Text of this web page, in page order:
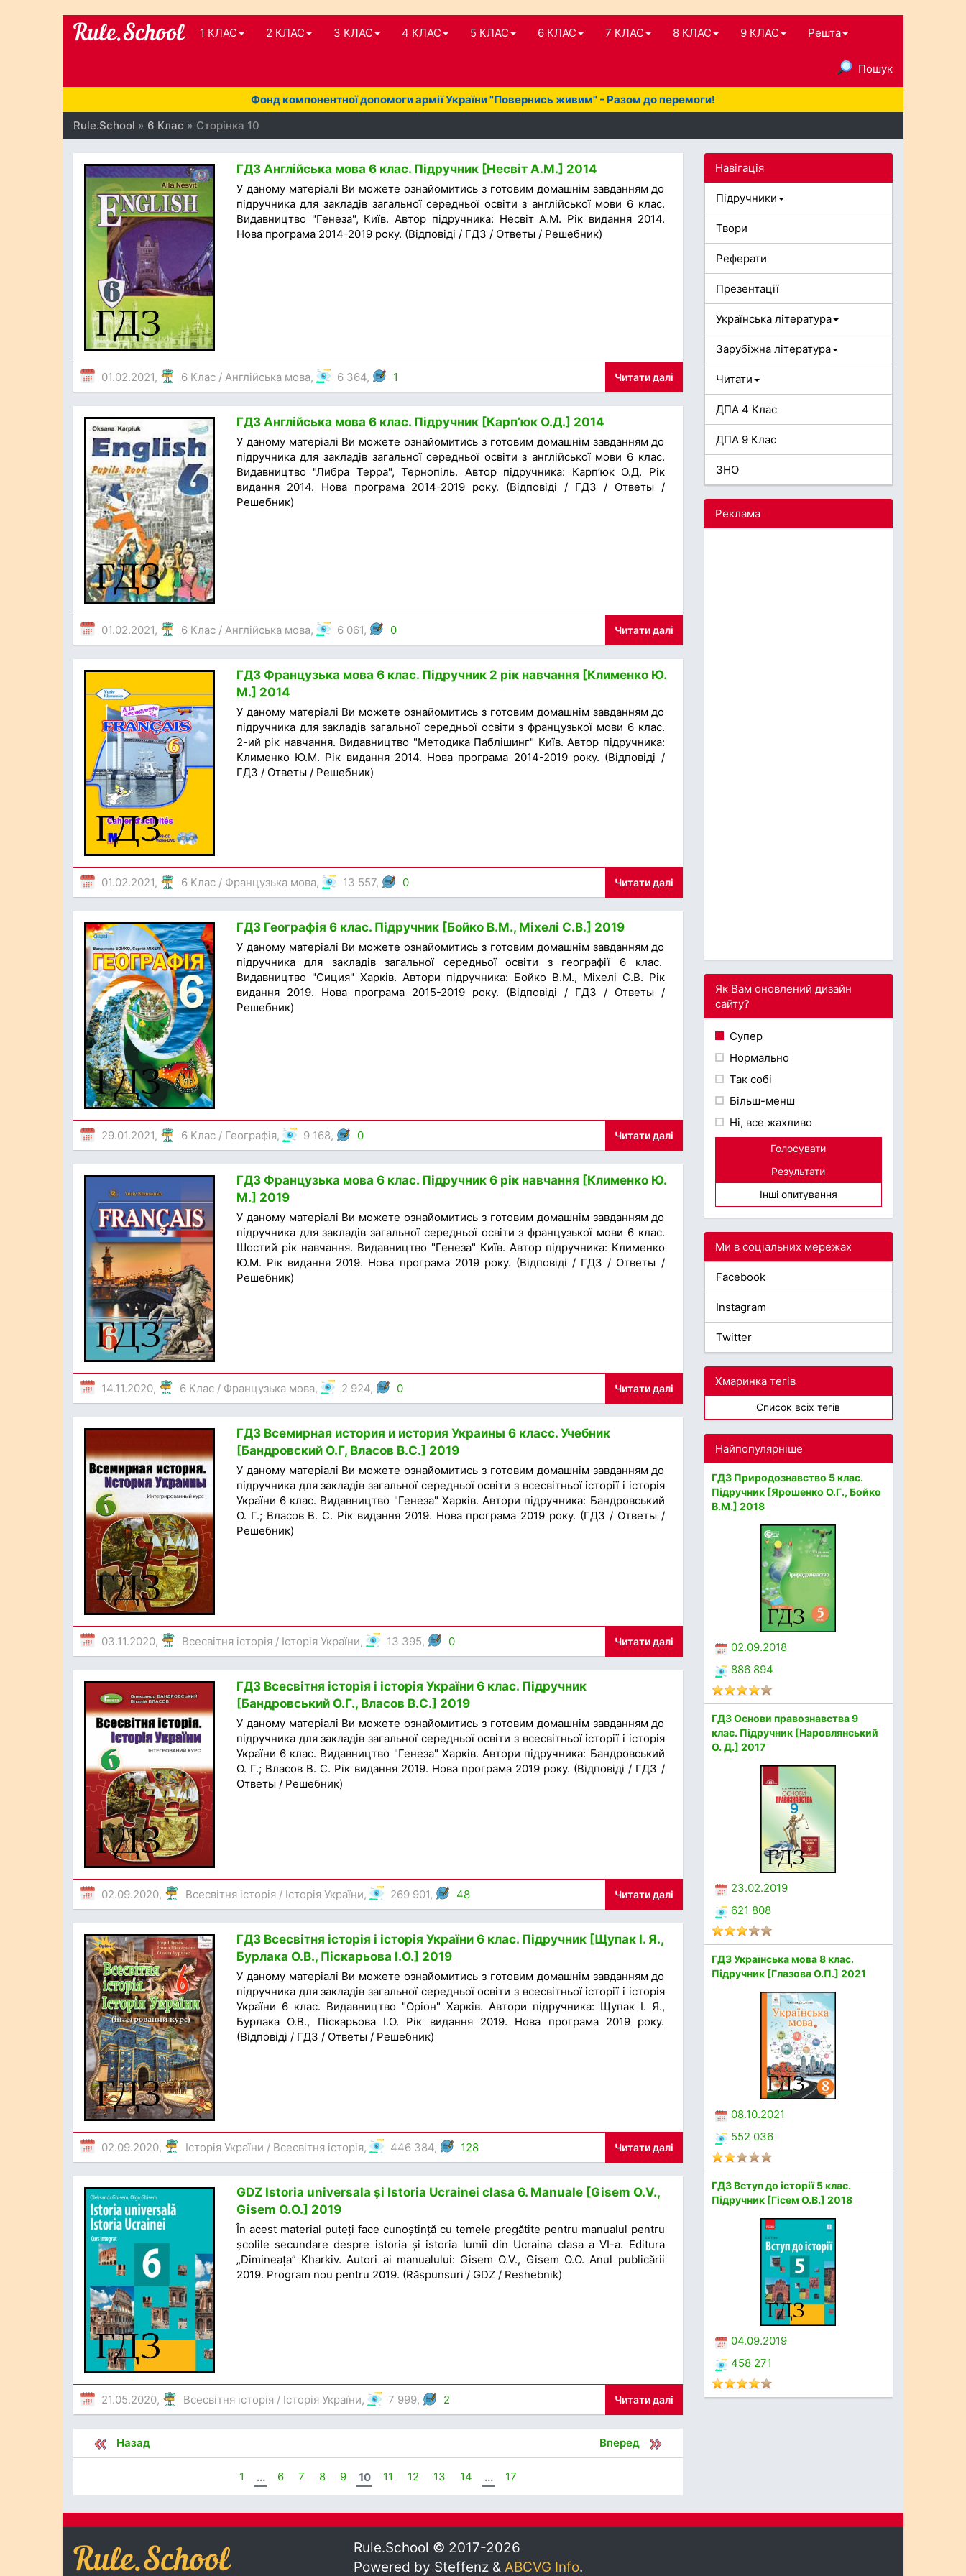
1 КЛАС 2 КЛАС 3 КЛАС 4 КЛАС 5 КЛАС 6 КЛАС 7 КЛАС 8 КЛАС 9 КЛАС Решта
Пошук
Фонд компонентної допомоги армії України "Повернись живим" - Разом до перемоги!
Rule.School » 6 Клас » Сторінка 10
ГДЗ Англійська мова 6 клас. Підручник [Несвіт А.М.] 2014
У даному матеріалі Ви можете ознайомитись з готовим домашнім завданням до
підручника для закладів загальної середньої освіти з англійської мови 6 клас.
Видавництво "Генеза", Київ. Автор підручника: Несвіт А.М. Рік видання 2014.
Нова програма 2014-2019 року. (Відповіді / ГДЗ / Ответы / Решебник)
01.02.2021, 6 Клас / Англійська мова, 6 364, 1 Читати далі
ГДЗ Англійська мова 6 клас. Підручник [Карп’юк О.Д.] 2014
У даному матеріалі Ви можете ознайомитись з готовим домашнім завданням до
підручника для закладів загальної середньої освіти з англійської мови 6 клас.
Видавництво "Либра Терра", Тернопіль. Автор підручника: Карп’юк О.Д. Рік
видання 2014. Нова програма 2014-2019 року. (Відповіді / ГДЗ / Ответы /
Решебник)
01.02.2021, 6 Клас / Англійська мова, 6 061, 0 Читати далі
ГДЗ Французька мова 6 клас. Підручник 2 рік навчання [Клименко Ю.
М.] 2014
У даному матеріалі Ви можете ознайомитись з готовим домашнім завданням до
підручника для закладів загальної середньої освіти з французької мови 6 клас.
2-ий рік навчання. Видавництво "Методика Паблішинг" Київ. Автор підручника:
Клименко Ю.М. Рік видання 2014. Нова програма 2014-2019 року. (Відповіді /
ГДЗ / Ответы / Решебник)
01.02.2021, 6 Клас / Французька мова, 13 557, 0 Читати далі
ГДЗ Географія 6 клас. Підручник [Бойко В.М., Міхелі С.В.] 2019
У даному матеріалі Ви можете ознайомитись з готовим домашнім завданням до
підручника для закладів загальної середньої освіти з географії 6 клас.
Видавництво "Сиция" Харків. Автори підручника: Бойко В.М., Міхелі С.В. Рік
видання 2019. Нова програма 2015-2019 року. (Відповіді / ГДЗ / Ответы /
Решебник)
29.01.2021, 6 Клас / Географія, 9 168, 0 Читати далі
ГДЗ Французька мова 6 клас. Підручник 6 рік навчання [Клименко Ю.
М.] 2019
У даному матеріалі Ви можете ознайомитись з готовим домашнім завданням до
підручника для закладів загальної середньої освіти з французької мови 6 клас.
Шостий рік навчання. Видавництво "Генеза" Київ. Автор підручника: Клименко
Ю.М. Рік видання 2019. Нова програма 2019 року. (Відповіді / ГДЗ / Ответы /
Решебник)
14.11.2020, 6 Клас / Французька мова, 2 924, 0 Читати далі
ГДЗ Всемирная история и история Украины 6 класс. Учебник
[Бандровский О.Г, Власов В.С.] 2019
У даному матеріалі Ви можете ознайомитись з готовим домашнім завданням до
підручника для закладів загальної середньої освіти з всесвітньої історії і історія
України 6 клас. Видавництво "Генеза" Харків. Автори підручника: Бандровський
О. Г.; Власов В. С. Рік видання 2019. Нова програма 2019 року. (ГДЗ / Ответы /
Решебник)
03.11.2020, Всесвітня історія / Історія України, 13 395, 0 Читати далі
ГДЗ Всесвітня історія і історія України 6 клас. Підручник
[Бандровський О.Г., Власов В.С.] 2019
У даному матеріалі Ви можете ознайомитись з готовим домашнім завданням до
підручника для закладів загальної середньої освіти з всесвітньої історії і історія
України 6 клас. Видавництво "Генеза" Харків. Автори підручника: Бандровський
О. Г.; Власов В. С. Рік видання 2019. Нова програма 2019 року. (Відповіді / ГДЗ /
Ответы / Решебник)
02.09.2020, Всесвітня історія / Історія України, 269 901, 48 Читати далі
ГДЗ Всесвітня історія і історія України 6 клас. Підручник [Щупак І. Я.,
Бурлака О.В., Піскарьова І.О.] 2019
У даному матеріалі Ви можете ознайомитись з готовим домашнім завданням до
підручника для закладів загальної середньої освіти з всесвітньої історії і історія
України 6 клас. Видавництво "Оріон" Харків. Автори підручника: Щупак І. Я.,
Бурлака О.В., Піскарьова І.О. Рік видання 2019. Нова програма 2019 року.
(Відповіді / ГДЗ / Ответы / Решебник)
02.09.2020, Історія України / Всесвітня історія, 446 384, 128 Читати далі
GDZ Istoria universala și Istoria Ucrainei clasa 6. Manuale [Gisem O.V.,
Gisem O.O.] 2019
În acest material puteți face cunoștință cu temele pregătite pentru manualul pentru
școlile secundare despre istoria și istoria lumii din Ucraina clasa a VI-a. Editura
„Dimineața” Kharkiv. Autori ai manualului: Gisem O.V., Gisem O.O. Anul publicării
2019. Program nou pentru 2019. (Răspunsuri / GDZ / Reshebnik)
21.05.2020, Всесвітня історія / Історія України, 7 999, 2 Читати далі
Назад Вперед
1 ... 6 7 8 9 10 11 12 13 14 ... 17
Навігація
Підручники
Твори
Реферати
Презентації
Українська література
Зарубіжна література
Читати
ДПА 4 Клас
ДПА 9 Клас
ЗНО
Реклама
Як Вам оновлений дизайн
сайту?
Супер
Нормально
Так собі
Більш-менш
Ні, все жахливо
Голосувати
Результати
Інші опитування
Ми в соціальних мережах
Facebook
Instagram
Twitter
Хмаринка тегів
Список всіх тегів
Найпопулярніше
ГДЗ Природознавство 5 клас.
Підручник [Ярошенко О.Г., Бойко
В.М.] 2018
02.09.2018
886 894
ГДЗ Основи правознавства 9
клас. Підручник [Наровлянський
О. Д.] 2017
23.02.2019
621 808
ГДЗ Українська мова 8 клас.
Підручник [Глазова О.П.] 2021
08.10.2021
552 036
ГДЗ Вступ до історії 5 клас.
Підручник [Гісем О.В.] 2018
04.09.2019
458 271
Rule.School © 2017-2026
Powered by Steffenz & ABCVG Info.